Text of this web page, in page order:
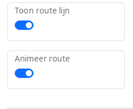
Toon route lijn
Animeer route